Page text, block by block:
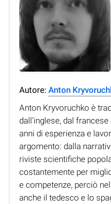
Autore: Anton
Anton Kryvoruchko è
dall'inglese, dal
anni di esperienza e
argomento: dalla
riviste scientifiche
costantemente per
e competenze, perciò
anche il tedesco e lo